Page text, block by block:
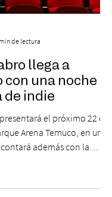
llega a
con una noche
de indie
el próximo 22 de
Arena Temuco, en una
además con la
Arena Temuco será
de lectura